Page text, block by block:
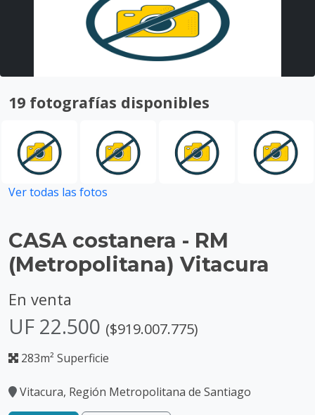
19 fotografías disponibles
Ver todas las fotos
CASA costanera - RM
(Metropolitana) Vitacura
En venta
UF 22.500 ($919.007.775)
283m² Superficie
Vitacura, Región Metropolitana de Santiago